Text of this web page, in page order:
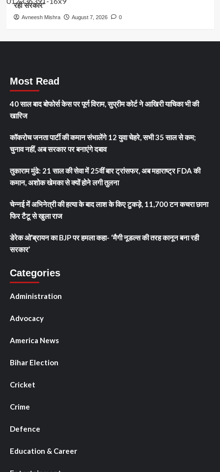
रही सरकार’
Avneesh Mishra August 7, 2026 0
Most Read
40 साल बाद बोफोर्स केस पर पूर्ण विराम, सुप्रीम कोर्ट ने आखिरी याचिका भी की
खारिज
कॉकरोच जनता पार्टी की कमान संभालेंगे 12 युवा चेहरे, सभी 35 साल से कम;
चुनाव नहीं, अब सरकार पर बनाएंगे दबाव
तुकाराम मुंढे: 21 साल की सेवा में 25वीं बार ट्रांसफर, अब महाराष्ट्र FDA की
कमान, अशोक खेमका से क्यों होने लगी तुलना
चेन्नई में अभिनेत्री की हत्या के बाद लाश के किए टुकड़े, 11,700 टन कचरा छाना
फिर टैटू से खुला राज
डेरेक ओ’ब्रायन का BJP पर हमला कहा- ‘मैगी नूडल्स की तरह कानून बना रही
सरकार’
Categories
Administration
Advocacy
America News
Bihar Election
Cricket
Crime
Defence
Education & Career